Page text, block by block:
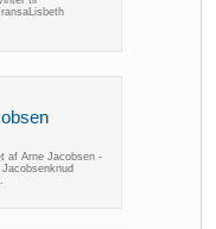
af Arne Jacobsen -